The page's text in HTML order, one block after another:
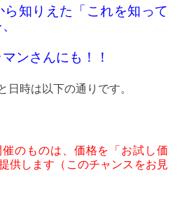
知りえた「これを知って
ンさんにも！！
日時は以下の通りです。
のものは、価格を「お試し価
供します（このチャンスをお見